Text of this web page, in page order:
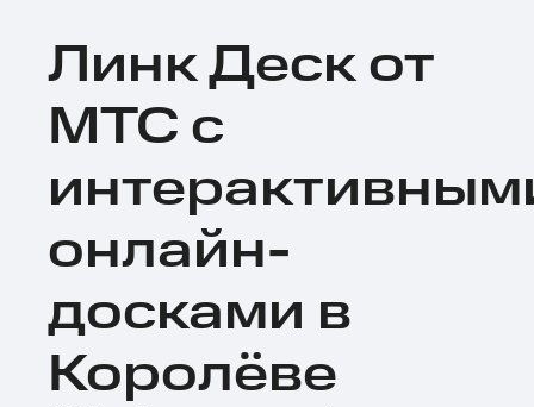
Линк Деск от
МТС с
онлайн-
досками в
Королёве